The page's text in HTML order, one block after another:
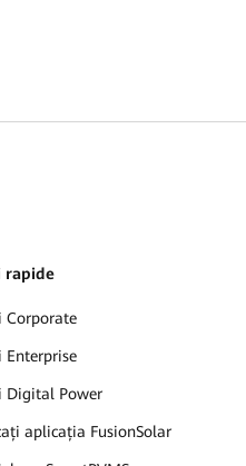
rapide
Corporate
Enterprise
Digital Power
aplicația FusionSolar